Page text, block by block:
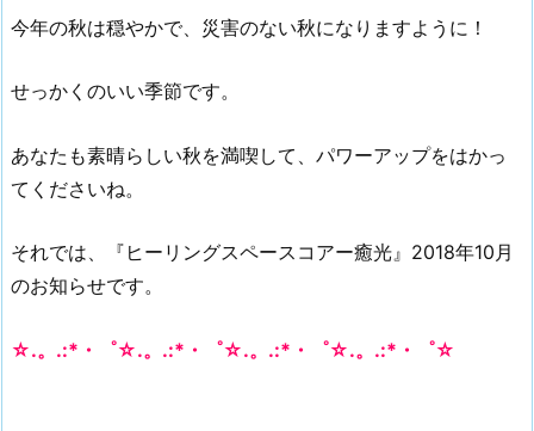
今年の秋は穏やかで、災害のない秋になりますように！
せっかくのいい季節です。
あなたも素晴らしい秋を満喫して、パワーアップをはかっ
てくださいね。
それでは、『ヒーリングスペースコアー癒光』2018年10月
のお知らせです。
☆.。.:*・゜☆.。.:*・゜☆.。.:*・゜☆.。.:*・゜☆